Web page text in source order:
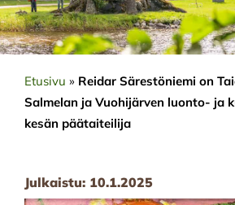
Etusivu » Reidar Särestöniemi on
Salmelan ja Vuohijärven luonto- ja
kesän päätaiteilija
Julkaistu: 10.1.2025